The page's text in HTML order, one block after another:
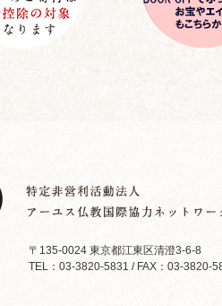
〒135-0024 東京都江東区清澄3-6-8
TEL：03-3820-5831 / FAX：03-3820-